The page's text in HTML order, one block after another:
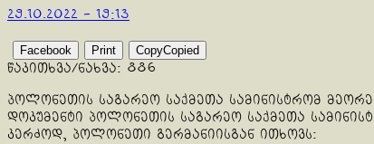
29.10.2022 - 19:13
Facebook Print CopyCopied
წაკითხვა/ნახვა: 886
პოლონეთის საგარეო საქმეთა სამინისტრომ
დოკუმენტი პოლონეთის საგარეო საქმეთა
კერძოდ, პოლონეთი გერმანიისგან ითხოვს: